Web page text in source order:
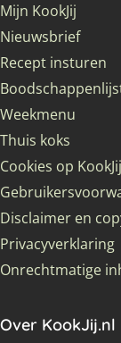
Mijn KookJij
Nieuwsbrief
Recept insturen
Weekmenu
Thuis koks
Cookies op KookJij
Disclaimer en
Privacyverklaring
Onrechtmatige
Over KookJij.nl